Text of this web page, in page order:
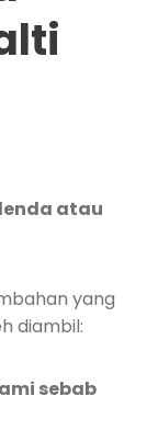
atau
yang
diambil:
sebab